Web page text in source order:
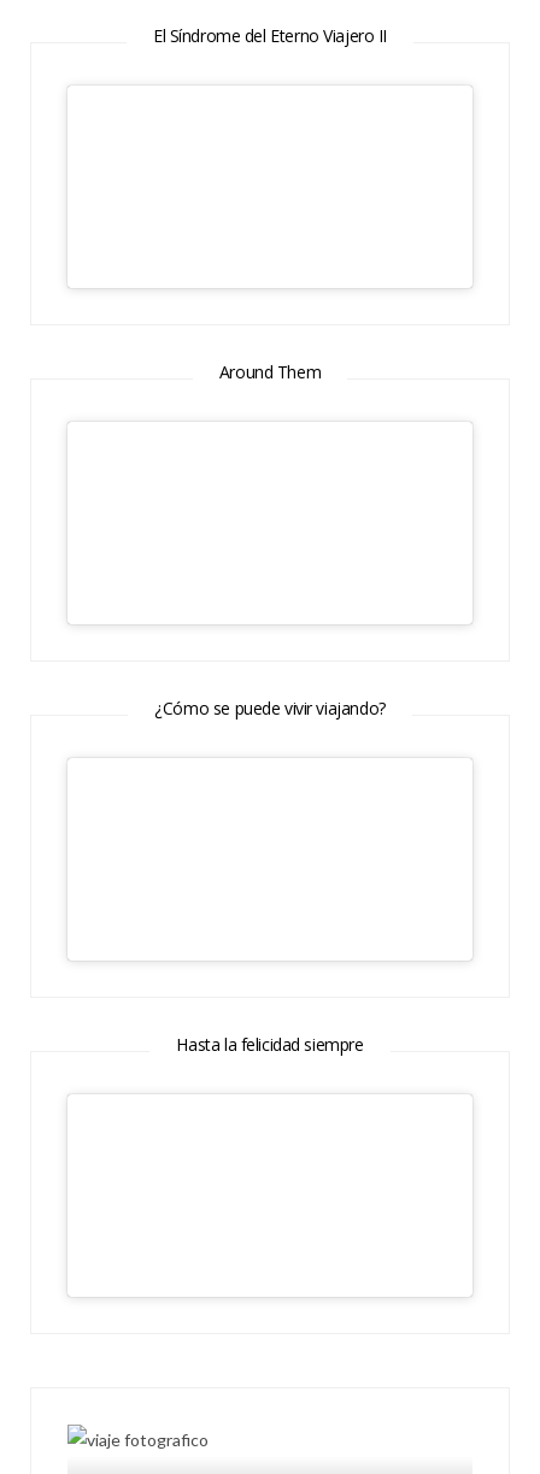
El Síndrome del Eterno Viajero II
Around Them
¿Cómo se puede vivir viajando?
Hasta la felicidad siempre